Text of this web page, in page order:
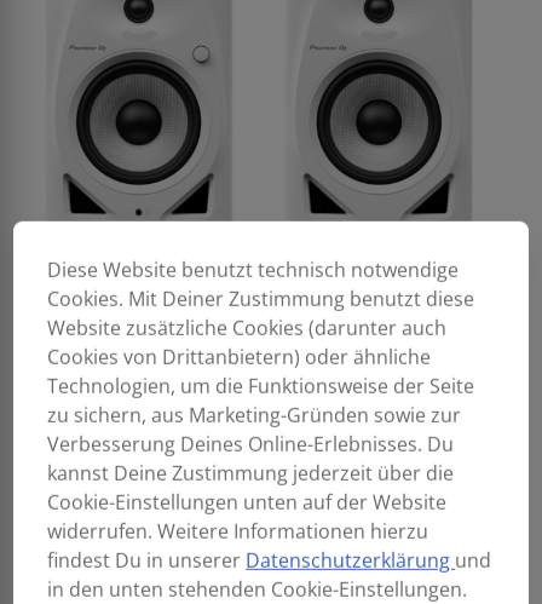
Diese Website benutzt technisch notwendige
Cookies. Mit Deiner Zustimmung benutzt diese
Website zusätzliche Cookies (darunter auch
Cookies von Drittanbietern) oder ähnliche
Technologien, um die Funktionsweise der Seite
zu sichern, aus Marketing-Gründen sowie zur
Verbesserung Deines Online-Erlebnisses. Du
kannst Deine Zustimmung jederzeit über die
Cookie-Einstellungen unten auf der Website
widerrufen. Weitere Informationen hierzu
findest Du in unserer Datenschutzerklärung und
in den unten stehenden Cookie-Einstellungen.